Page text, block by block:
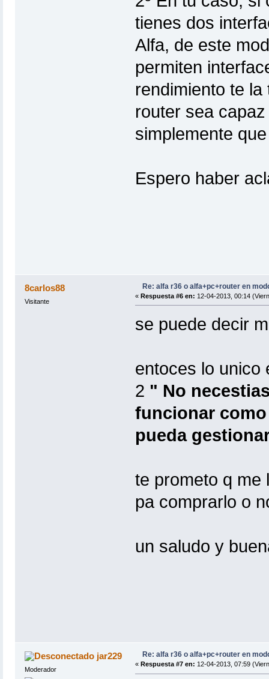
tienes dos
Alfa, de este
permiten
rendimiento te
router sea
simplemente
Espero haber
8carlos88
Visitante
Re: alfa r36 o alfa+pc+router en
« Respuesta #6 en: 12-04-2013, 00:14
se puede decir
entoces lo unico
2 " No
funcionar
pueda
te prometo q me
pa comprarlo o
un saludo y
jar229
Moderador
Re: alfa r36 o alfa+pc+router en
« Respuesta #7 en: 12-04-2013, 07:59